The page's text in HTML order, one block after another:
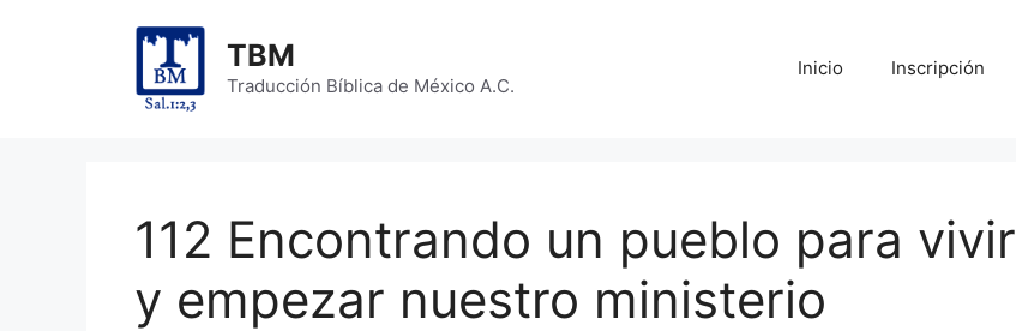
TBM
Traducción Bíblica de México A.C.
Inicio Inscripción
112 Encontrando un pueblo para vivir
y empezar nuestro ministerio